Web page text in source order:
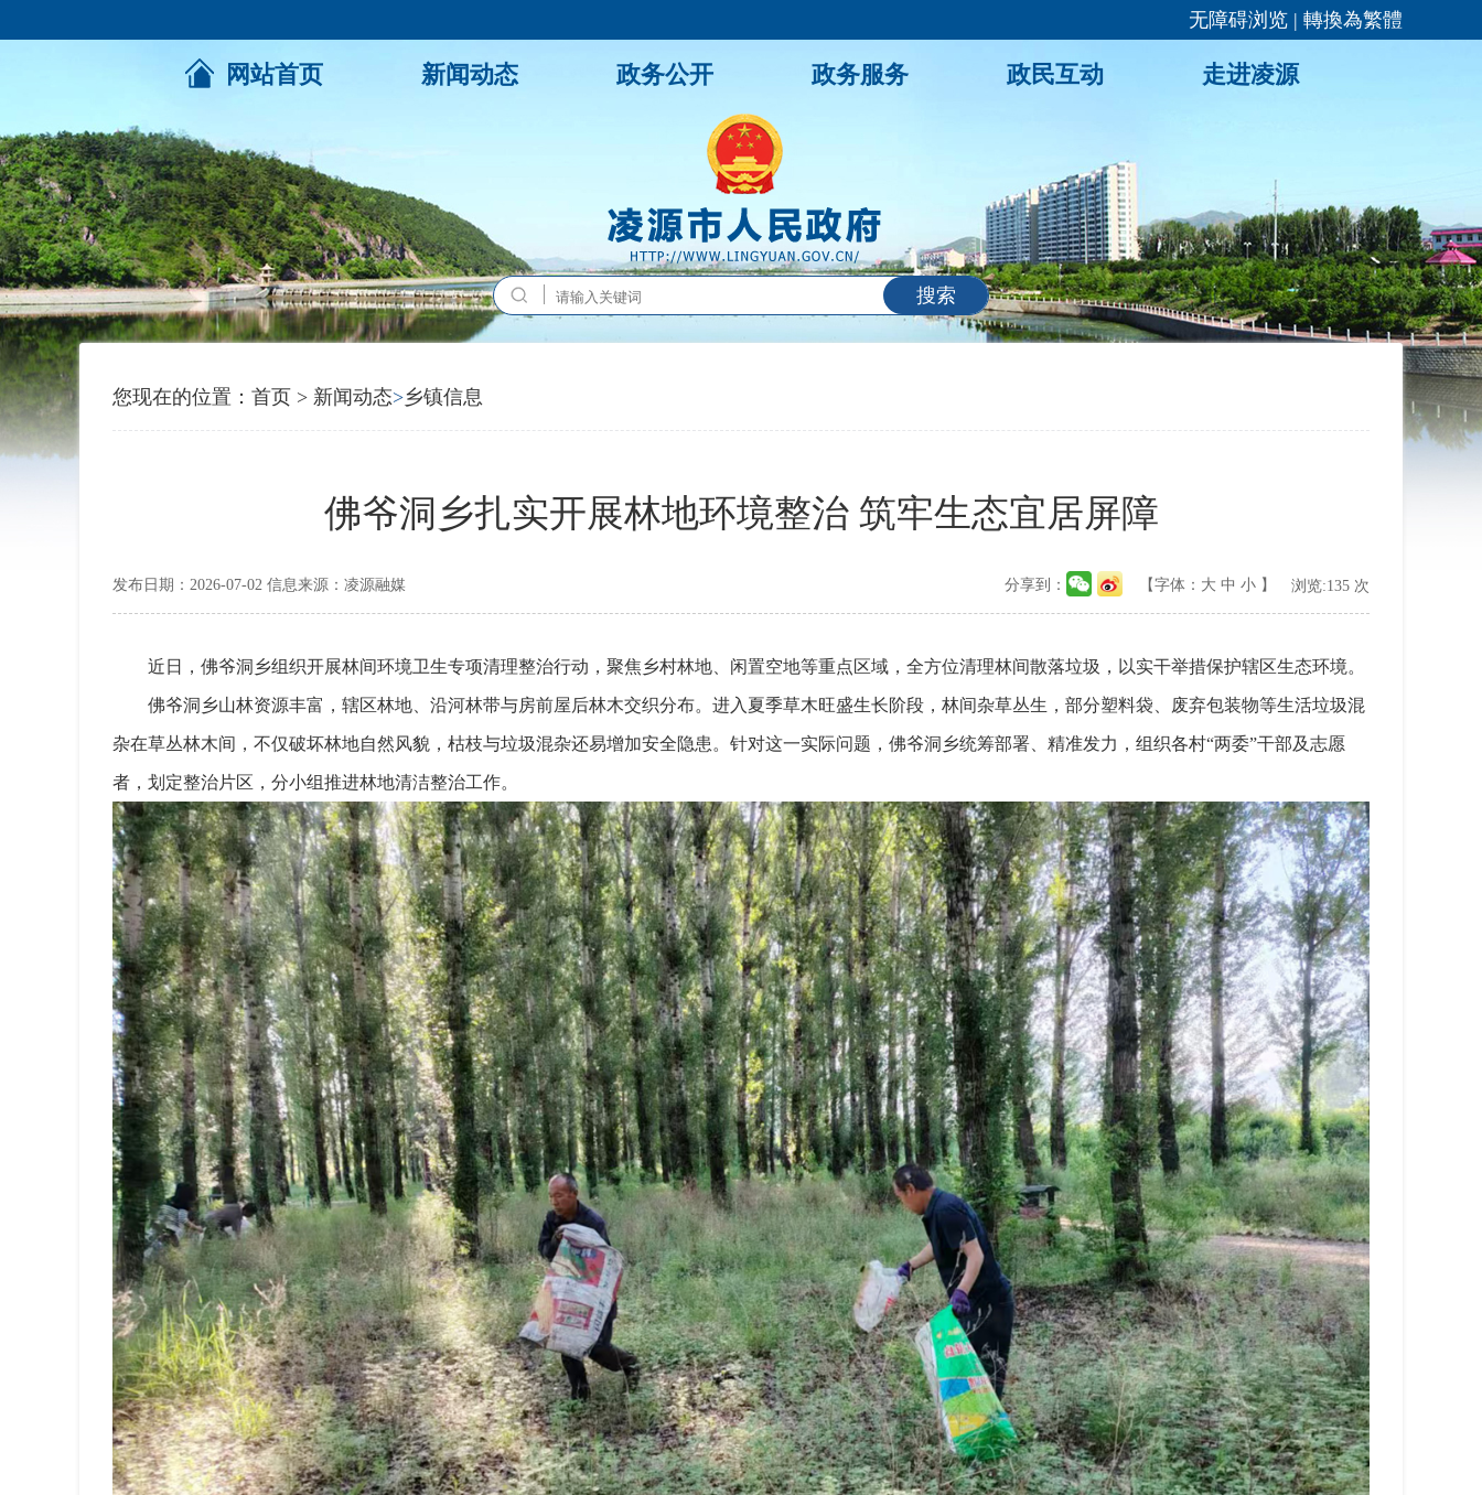
无障碍浏览 | 轉換為繁體
网站首页 新闻动态 政务公开 政务服务 政民互动 走进凌源
搜索
您现在的位置： 首页 > 新闻动态>乡镇信息
佛爷洞乡扎实开展林地环境整治 筑牢生态宜居屏障
发布日期：2026-07-02 信息来源：凌源融媒 【字体： 大 中 小 】 浏览:135 次
分享到：
近日，佛爷洞乡组织开展林间环境卫生专项清理整治行动，聚焦乡村林地、闲置空地等重点区域，全方位清理林间散落垃圾，以实干举措保护辖区生态环境。
佛爷洞乡山林资源丰富，辖区林地、沿河林带与房前屋后林木交织分布。进入夏季草木旺盛生长阶段，林间杂草丛生，部分塑料袋、废弃包装物等生活垃圾混
杂在草丛林木间，不仅破坏林地自然风貌，枯枝与垃圾混杂还易增加安全隐患。针对这一实际问题，佛爷洞乡统筹部署、精准发力，组织各村“两委”干部及志愿
者，划定整治片区，分小组推进林地清洁整治工作。